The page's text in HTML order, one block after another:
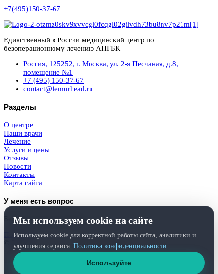
+7(495)150-37-67
Единственный в России медицинский центр по
безоперационному лечению АНГБК
Россия, 125252, г. Москва, ул. 2-я Песчаная, д.8,
помещение №1
+7 (495) 150-37-67
contact@femurhead.ru
Разделы
О центре
Наши врачи
Лечение
Услуги и цены
Отзывы
Новости
Контакты
Карта сайта
У меня есть вопрос
Бесплатная консультация
Получить
© 2026Femurhead.ru . Права защищены.
Политика конфиденциальностии
обработки персональных данных
Мы используем cookie на сайте
Используем cookie для корректной работы сайта, аналитики и
улучшения сервиса. Политика конфиденциальности
Используйте